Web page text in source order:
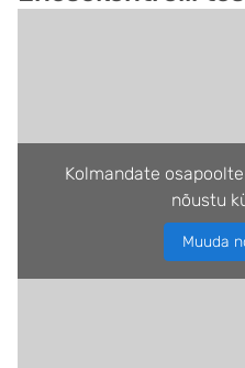
Kolmandate
nõustu
Muuda